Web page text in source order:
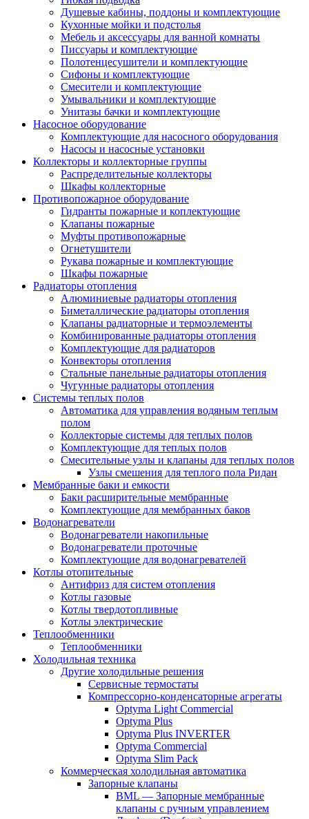
Душевые кабины, поддоны и комплектующие
Кухонные мойки и подстолья
Мебель и аксессуары для ванной комнаты
Писсуары и комплектующие
Полотенцесушители и комплектующие
Сифоны и комплектующие
Смесители и комплектующие
Умывальники и комплектующие
Унитазы бачки и комплектующие
Насосное оборудование
Комплектующие для насосного оборудования
Насосы и насосные установки
Коллекторы и коллекторные группы
Распределительные коллекторы
Шкафы коллекторные
Противопожарное оборудование
Гидранты пожарные и коплектующие
Клапаны пожарные
Муфты противопожарные
Огнетушители
Рукава пожарные и комплектующие
Шкафы пожарные
Радиаторы отопления
Алюминиевые радиаторы отопления
Биметаллические радиаторы отопления
Клапаны радиаторные и термоэлементы
Комбинированные радиаторы отопления
Комплектующие для радиаторов
Конвекторы отопления
Стальные панельные радиаторы отопления
Чугунные радиаторы отопления
Системы теплых полов
Автоматика для управления водяным теплым
полом
Коллекторые системы для теплых полов
Комплектующие для теплых полов
Смесительные узлы и клапаны для теплых полов
Узлы смешения для теплого пола Ридан
Мембранные баки и емкости
Баки расширительные мембранные
Комплектующие для мембранных баков
Водонагреватели
Водонагреватели накопильные
Водонагреватели проточные
Комплектующие для водонагревателей
Котлы отопительные
Антифриз для систем отопления
Котлы газовые
Котлы твердотопливные
Котлы электрические
Теплообменники
Теплообменники
Холодильная техника
Другие холодильные решения
Сервисные термостаты
Компрессорно-конденсаторные агрегаты
Optyma Light Commercial
Optyma Plus
Optyma Plus INVERTER
Optyma Commercial
Optyma Slim Pack
Коммерческая холодильная автоматика
Запорные клапаны
BML — Запорные мембранные
клапаны с ручным управлением